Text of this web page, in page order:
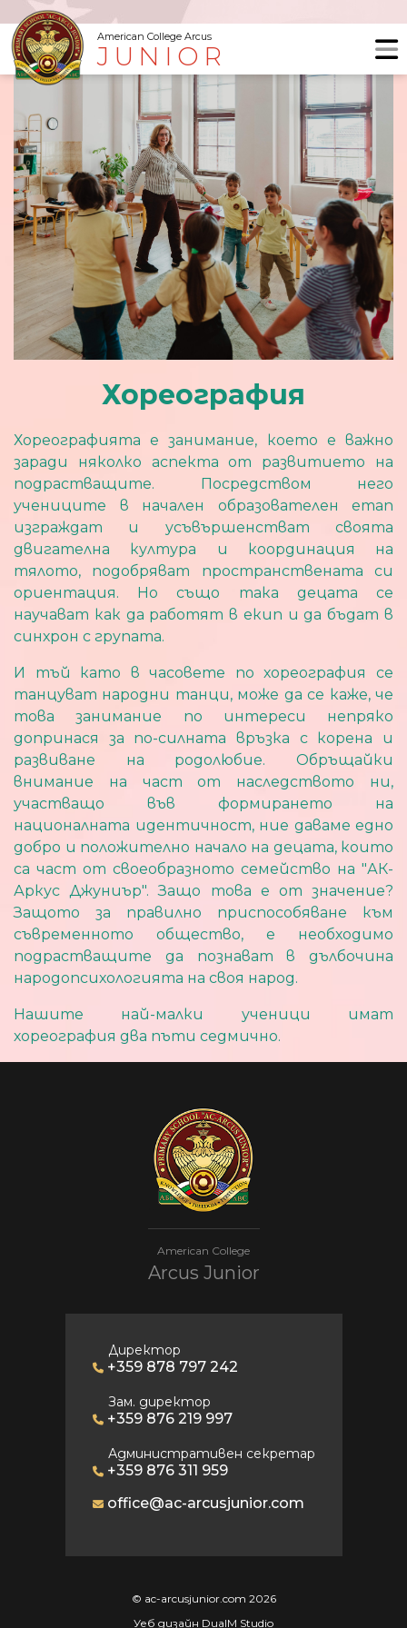
American College Arcus
JUNIOR
Хореография
Хореографията е занимание, което е важно
заради няколко аспекта от развитието на
подрастващите. Посредством него
учениците в начален образователен етап
изграждат и усъвършенстват своята
двигателна култура и координация на
тялото, подобряват пространствената си
ориентация. Но също така децата се
научават как да работят в екип и да бъдат в
синхрон с групата.
И тъй като в часовете по хореография се
танцуват народни танци, може да се каже, че
това занимание по интереси непряко
допринася за по-силната връзка с корена и
развиване на родолюбие. Обръщайки
внимание на част от наследството ни,
участващо във формирането на
националната идентичност, ние даваме едно
добро и положително начало на децата, които
са част от своеобразното семейство на "АК-
Аркус Джуниър". Защо това е от значение?
Защото за правилно приспособяване към
съвременното общество, е необходимо
подрастващите да познават в дълбочина
народопсихологията на своя народ.
Нашите най-малки ученици имат
хореография два пъти седмично.
American College
Arcus Junior
Директор
+359 878 797 242
Зам. директор
+359 876 219 997
Административен секретар
+359 876 311 959
office@ac-arcusjunior.com
© ac-arcusjunior.com 2026
Уеб дизайн DualM Studio